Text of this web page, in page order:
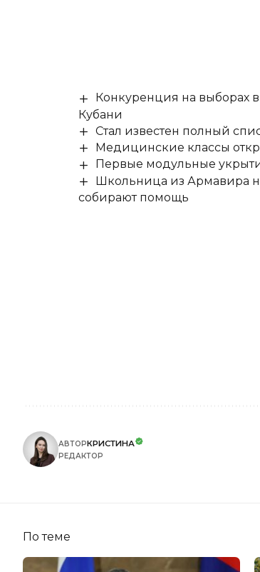
Конкуренция на выборах
Кубани
Стал известен полный
Медицинские классы
Первые модульные
Школьница из Армавира
собирают помощь
АВТОРКРИСТИНА
РЕДАКТОР
По теме